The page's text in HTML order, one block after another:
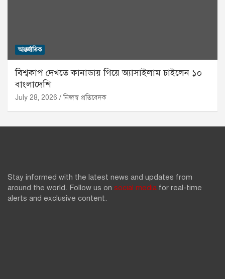
আন্তর্জাতিক
বিশ্বকাপ দেখতে কানাডায় গিয়ে অ্যাসাইলাম চাইলেন ১০
বাংলাদেশি
July 28, 2026 নিজস্ব প্রতিবেদক
Stay informed with the latest news and updates from
around the world. Follow us on social media for real-time
alerts and exclusive content.